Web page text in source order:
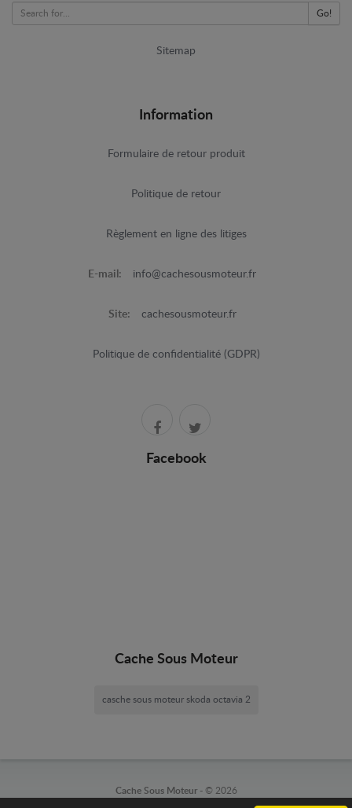
Go!
Sitemap
Information
Formulaire de retour produit
Politique de retour
Règlement en ligne des litiges
E-mail: info@cachesousmoteur.fr
Site: cachesousmoteur.fr
Politique de confidentialité (GDPR)
Facebook
Cache Sous Moteur
casche sous moteur skoda octavia 2
Cache Sous Moteur - © 2026